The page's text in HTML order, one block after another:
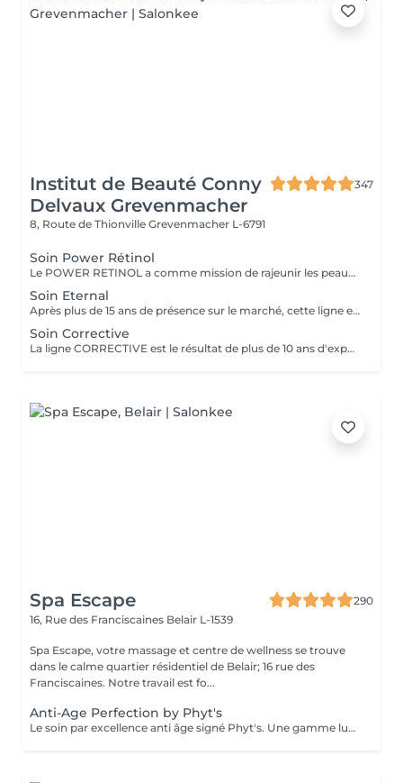
Institut de Beauté Conny
Delvaux Grevenmacher
347
8, Route de Thionville Grevenmacher L-6791
Soin Power Rétinol
Le POWER RETINOL a comme mission de rajeunir les peaux viellies par des causes naturelles ou par le soleil (photovieillissement)
Soin Eternal
Après plus de 15 ans de présence sur le marché, cette ligne exceptionnelle a été développée. ETERNAL stimule la régénération dans chaque couche de la peau et inverse le processus de vieillissement cellulaire connu sous le nom de sénescence. Résultat : une peau rajeunie et régénérée pour une beauté durable !
Soin Corrective
La ligne CORRECTIVE est le résultat de plus de 10 ans d'expérience : un traitement cosmétique qui réduit rapidement et efficacement les rides profondes et les ridules du visage. Ce produit inédit combine 3 mécanismes d'action : peeling- comblement - décontraction - en un seul traitement et exerce une action lissante puissante, même sur les rides profondes. Ainsi, dès le premier traitement, les rides disparaissent progressivement et naturellement !
Spa Escape
290
16, Rue des Franciscaines Belair L-1539
Spa Escape, votre massage et centre de wellness se trouve
dans le calme quartier résidentiel de Belair; 16 rue des
Franciscaines. Notre travail est fo...
Anti-Age Perfection by Phyt's
Le soin par excellence anti âge signé Phyt's. Une gamme luxueuse qui permet un traitement aux actifs puissants naturels et complets des peaux matures. Réduction des rides, fermeté ...une efficacité prouvée et résultat visible dès le 1 er soin. Ce soin commence par un rafraîchissement stimulant des pieds pour favoriser la circulation sanguine et la relaxation.